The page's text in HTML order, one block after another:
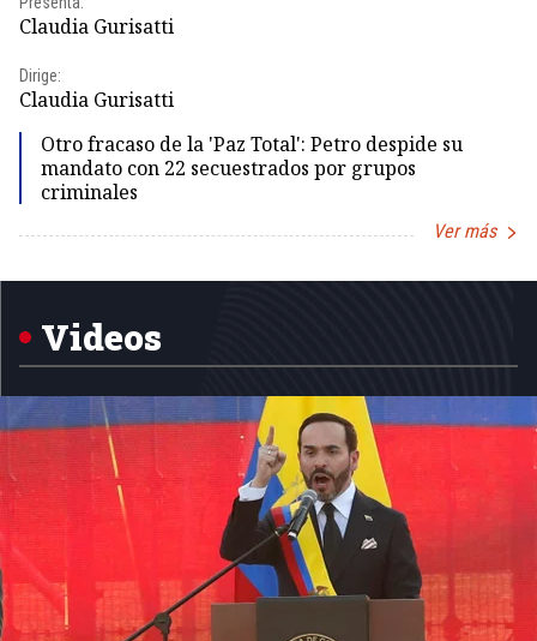
Claudia Gurisatti
Dirige:
Claudia Gurisatti
Otro fracaso de la 'Paz Total': Petro despide su
mandato con 22 secuestrados por grupos
criminales
Ver más
1
Videos